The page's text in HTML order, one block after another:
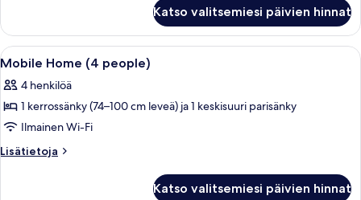
merinäköala
Katso valitsemiesi päivien hinnat
Avaa
kaikki
huonetyypin
Mobile
Home
(4
5
Mobile Home (4 people)
4 henkilöä
1 kerrossänky (74–100 cm leveä) ja 1 keskisuuri parisänky
Ilmainen Wi-Fi
Lisätietoja
Lisätietoja
Katso valitsemiesi päivien hinnat